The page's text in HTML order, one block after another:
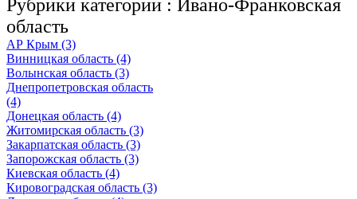
Рубрики категории : Ивано-Франковская
область
АР Крым (3)
Винницкая область (4)
Волынская область (3)
Днепропетровская область
(4)
Донецкая область (4)
Житомирская область (3)
Закарпатская область (3)
Запорожская область (3)
Киевская область (4)
Кировоградская область (3)